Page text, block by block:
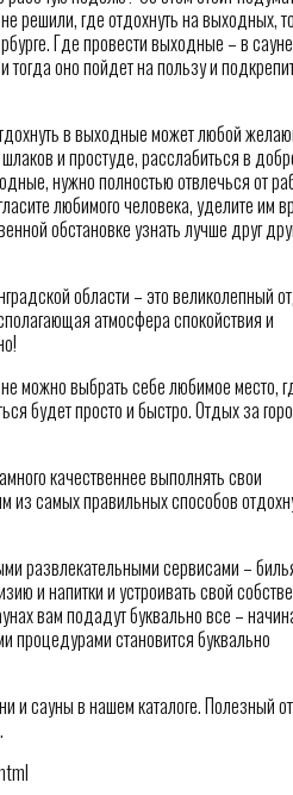
решили, где отдохнуть на выходных,
Где провести выходные – в
оно пойдет на пользу и
в выходные может любой
и простуде, расслабиться в
нужно полностью отвлечься от
любимого человека, уделите им
обстановке узнать лучше друг
области – это великолепный
атмосфера спокойствия и
можно выбрать себе любимое место,
будет просто и быстро. Отдых за
качественнее выполнять свои
самых правильных способов
развлекательными сервисами –
и напитки и устроивать свой
вам подадут буквально все –
процедурами становится буквально
и сауны в нашем каталоге. Полезный